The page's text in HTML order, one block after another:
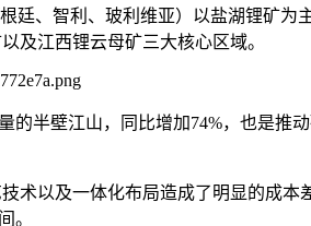
廷、智利、玻利维亚）以盐湖锂矿为
及江西锂云母矿三大核心区域。
半壁江山，同比增加74%，也是推
术以及一体化布局造成了明显的成本
。